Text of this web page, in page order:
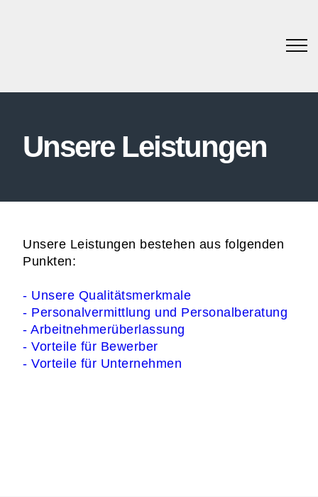
Unsere Leistungen
Unsere Leistungen bestehen aus folgenden
Punkten:
- Unsere Qualitätsmerkmale
- Personalvermittlung und Personalberatung
- Arbeitnehmerüberlassung
- Vorteile für Bewerber
- Vorteile für Unternehmen